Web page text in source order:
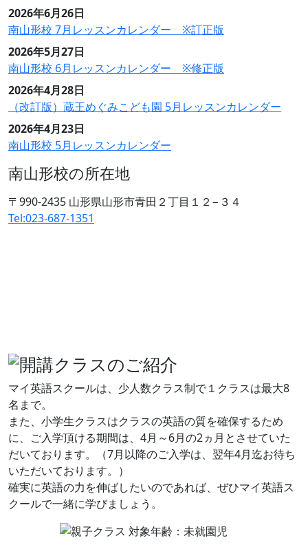
2026年6月26日
南山形校 7月レッスンカレンダー ※訂正版
2026年5月27日
南山形校 6月レッスンカレンダー ※修正版
2026年4月28日
（改訂版）蔵王めぐみこども園 5月レッスンカレンダー
2026年4月23日
南山形校 5月レッスンカレンダー
南山形校の所在地
〒990-2435 山形県山形市青田２丁目１２−３４
Tel:023-687-1351
マイ英語スクールは、少人数クラス制で１クラスは最大8
名まで。
また、小学生クラスはクラスの英語の質を確保するため
に、ご入学頂ける期間は、4月～6月の2ヵ月とさせていた
だいております。（7月以降のご入学は、翌年4月迄お待ち
いただいております。）
確実に英語の力を伸ばしたいのであれば、ぜひマイ英語ス
クールで一緒に学びましょう。